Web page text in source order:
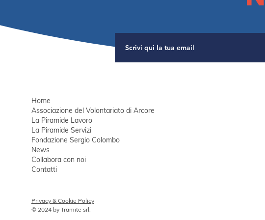
"on the road"
Home
Associazione del Volontariato di Arcore
La Piramide Lavoro
La Piramide Servizi
Fondazione Sergio Colombo
News
Collabora con noi
Contatti
Privacy & Cookie Policy
© 2024 by Tramite srl.